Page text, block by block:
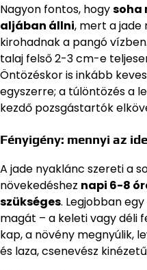
Nagyon fontos, hogysoha
aljában állni, mert a jade
kirohadnak a pangó
talaj felső 2-3 cm-e
Öntözéskor is inkább
egyszerre; a túlöntözés a
kezdő pozsgástartók
Fényigény: mennyi az
A jade nyaklánc szereti a
növekedéshez napi 6-8
szükséges. Legjobban
magát – a keleti vagy déli
kap, a növény megnyúlik,
és laza, csenevész